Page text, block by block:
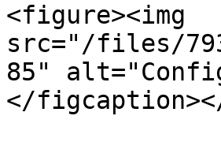
<figure><img
src="/files/
85"
</